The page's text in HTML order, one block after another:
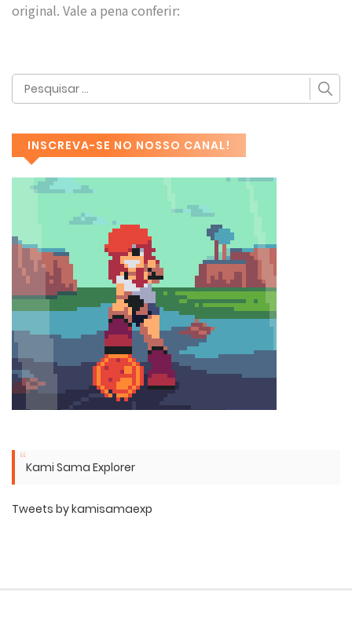
original. Vale a pena conferir:
INSCREVA-SE NO NOSSO CANAL!
Kami Sama Explorer
Tweets by kamisamaexp